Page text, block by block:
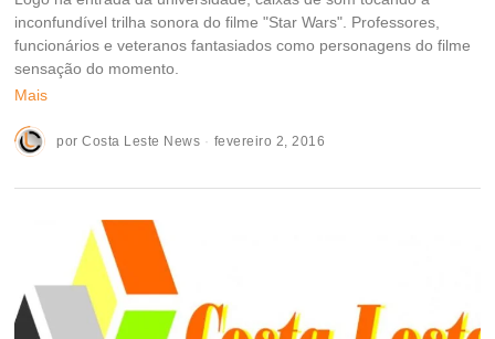
inconfundível trilha sonora do filme "Star Wars". Professores,
funcionários e veteranos fantasiados como personagens do filme
sensação do momento.
Mais
porCosta Leste News fevereiro 2, 2016